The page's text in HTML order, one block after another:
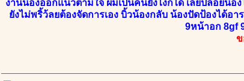
งานน้องออกแนวตามใจ ผมเป็นคนยังไงก็ได้ เลยปล่อยน้อ
ยังไม่พริ้ว้ลยต้องจัดการเอง บิ้วน้องกลับ น้องปัดป้องได้อ
9หน้าอก 8gf